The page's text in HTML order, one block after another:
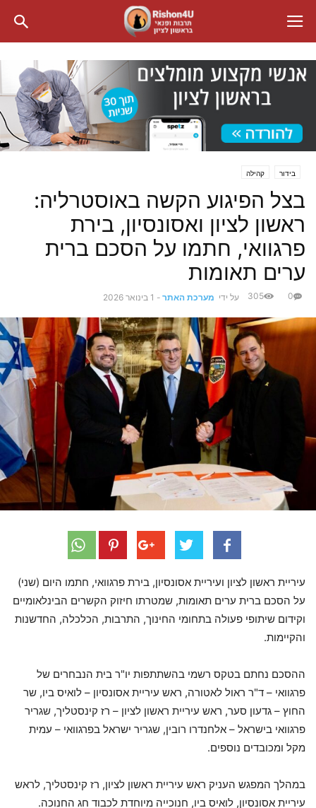
בידור קהילה
בצל הפיגוע הקשה באוסטרליה:
ראשון לציון ואסונסיון, בירת
פרגוואי, חתמו על הסכם ברית
ערים תאומות
על ידי מערכת האתר - 1 בינואר 2026 0
305
עיריית ראשון לציון ועיריית אסונסיון, בירת פרגוואי, חתמו היום (שני)
על הסכם ברית ערים תאומות, שמטרתו חיזוק הקשרים הבינלאומיים
וקידום שיתופי פעולה בתחומי החינוך, התרבות, הכלכלה, החדשנות
והקיימות.
ההסכם נחתם בטקס רשמי בהשתתפות יו"ר בית הנבחרים של
פרגוואי – ד"ר ראול לאטורה, ראש עיריית אסונסיון – לואיס ביו, שר
החוץ – גדעון סער, ראש עיריית ראשון לציון – רז קינסטליך, שגריר
פרגוואי בישראל – אלחנדרו רובין, שגריר ישראל בפרגוואי – עמית
מקל ומכובדים נוספים.
במהלך המפגש העניק ראש עיריית ראשון לציון, רז קינסטליך, לראש
עיריית אסונסיון, לואיס ביו, חנוכייה מיוחדת לכבוד חג החנוכה.